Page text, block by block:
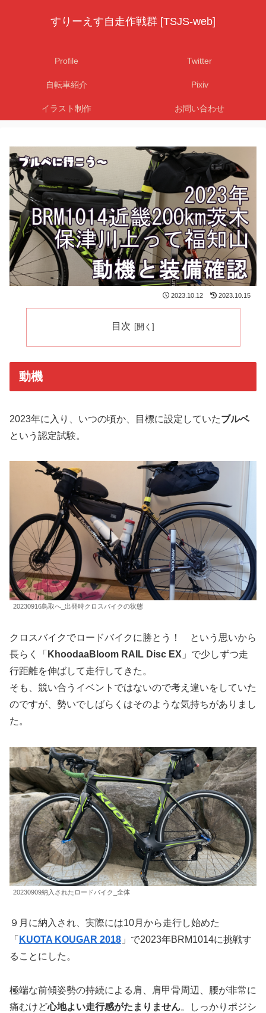
すりーえす自走作戦群 [TSJS-web]
Profile Twitter
自転車紹介 Pixiv
イラスト制作 お問い合わせ
2023.10.12 2023.10.15
目次
動機
2023年に入り、いつの頃か、目標に設定していたブルベ
という認定試験。
20230916鳥取へ_出発時クロスバイクの状態
クロスバイクでロードバイクに勝とう！ という思いから
長らく「 KhoodaaBloom RAIL Disc EX 」で少しずつ走
行距離を伸ばして走行してきた。
そも、競い合うイベントではないので考え違いをしていた
のですが、勢いでしばらくはそのような気持ちがありまし
た。
20230909納入されたロードバイク_全体
９月に納入され、実際には10月から走行し始めた
「 KUOTA KOUGAR 2018 」で2023年BRM1014に挑戦す
ることにした。
極端な前傾姿勢の持続による肩、肩甲骨周辺、腰が非常に
痛むけど心地よい走行感がたまりません。しっかりポジシ